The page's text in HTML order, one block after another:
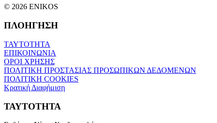
© 2026 ENIKOS
ΠΛΟΗΓΗΣΗ
ΤΑΥΤΟΤΗΤΑ
ΕΠΙΚΟΙΝΩΝΙΑ
ΟΡΟΙ ΧΡΗΣΗΣ
ΠΟΛΙΤΙΚΗ ΠΡΟΣΤΑΣΙΑΣ ΠΡΟΣΩΠΙΚΩΝ ΔΕΔΟΜΕΝΩΝ
ΠΟΛΙΤΙΚΗ COOKIES
Κρατική Διαφήμιση
ΤΑΥΤΟΤΗΤΑ